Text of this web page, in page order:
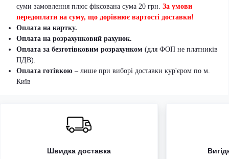
суми замовлення плюс фіксована сума 20 грн. За умови
передоплати на суму, що дорівнює вартості доставки!
Оплата на картку.
Оплата на розрахунковий рахунок.
Оплата за безготівковим розрахунком (для ФОП не платників
ПДВ).
Оплата готівкою – лише при виборі доставки кур'єром по м.
Київ
Швидка доставка